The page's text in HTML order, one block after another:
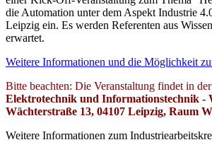
die Automation unter dem Aspekt Industrie
Leipzig ein. Es werden Referenten aus
erwartet.
Weitere Informationen und die Möglichkeit
Bitte beachten: Die Veranstaltung findet in der
Elektrotechnik und Informationstechnik -
Wächterstraße 13, 04107 Leipzig, Raum
Weitere Informationen zum